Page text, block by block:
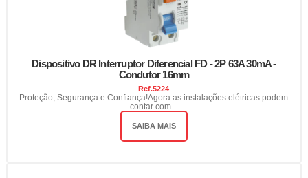
Dispositivo DR Interruptor Diferencial FD - 2P 63A 30mA -
Condutor 16mm
Ref.5224
Proteção, Segurança e Confiança!Agora as instalações elétricas podem
contar com...
SAIBA MAIS